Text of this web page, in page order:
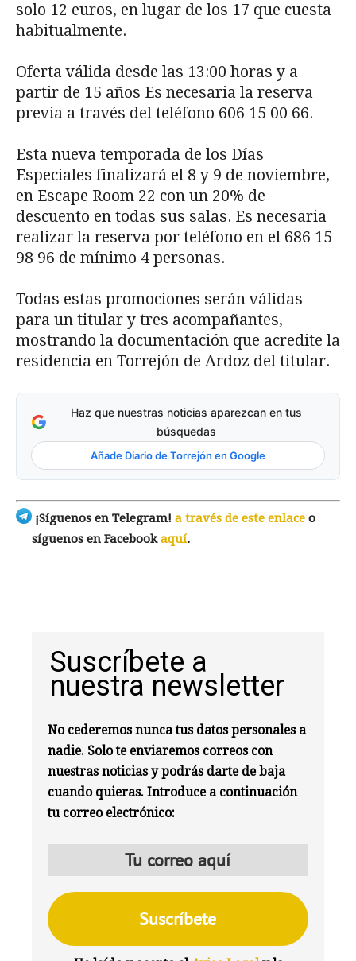
solo 12 euros, en lugar de los 17 que cuesta
habitualmente.
Oferta válida desde las 13:00 horas y a
partir de 15 años Es necesaria la reserva
previa a través del teléfono 606 15 00 66.
Esta nueva temporada de los Días
Especiales finalizará el 8 y 9 de noviembre,
en Escape Room 22 con un 20% de
descuento en todas sus salas. Es necesaria
realizar la reserva por teléfono en el 686 15
98 96 de mínimo 4 personas.
Todas estas promociones serán válidas
para un titular y tres acompañantes,
mostrando la documentación que acredite la
residencia en Torrejón de Ardoz del titular.
Haz que nuestras noticias aparezcan en tus
búsquedas
Añade Diario de Torrejón en Google
¡Síguenos en Telegram! a través de este enlace o
síguenos en Facebookaquí.
Suscríbete a
nuestra newsletter
No cederemos nunca tus datos personales a
nadie. Solo te enviaremos correos con
nuestras noticias y podrás darte de baja
cuando quieras. Introduce a continuación
tu correo electrónico: